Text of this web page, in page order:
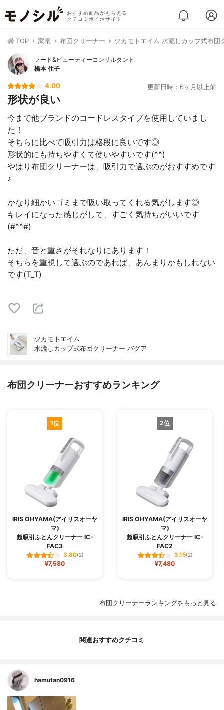
おすすめ商品がもらえる
クチコミポイ活サイト
TOP 家電 布団クリーナー ツカモトエイム 水漉しカップ式布団
フード&ビューティーコンサルタント
橋本 住子
4.00 更新日時：6ヶ月以上前
形状が良い
今まで他ブランドのコードレスタイプを使用していまし
た！
そちらに比べて吸引力は格段に良いです◎
形状的にも持ちやすくて使いやすいです(^^)
やはり布団クリーナーは、吸引力で選ぶのがおすすめです
♪
かなり細かいゴミまで吸い取ってくれる気がします◎
キレイになった感じがして、すごく気持ちがいいです
(#^^#)
ただ、音と重さがそれなりにあります！
そちらを重視して選ぶのであれば、あんまりかもしれない
です(T_T)
ツカモトエイム
水漉しカップ式布団クリーナー バグア
布団クリーナーおすすめランキング
1位
IRIS OHYAMA(アイリスオーヤ
マ)
超吸引ふとんクリーナー IC-
FAC3
3.80(2)
¥7,580
2位
IRIS OHYAMA(アイリスオーヤ
マ)
超吸引ふとんクリーナー IC-
FAC2
3.15(2)
¥7,480
布団クリーナーランキングをもっと見る
関連おすすめクチコミ
hamutan0916